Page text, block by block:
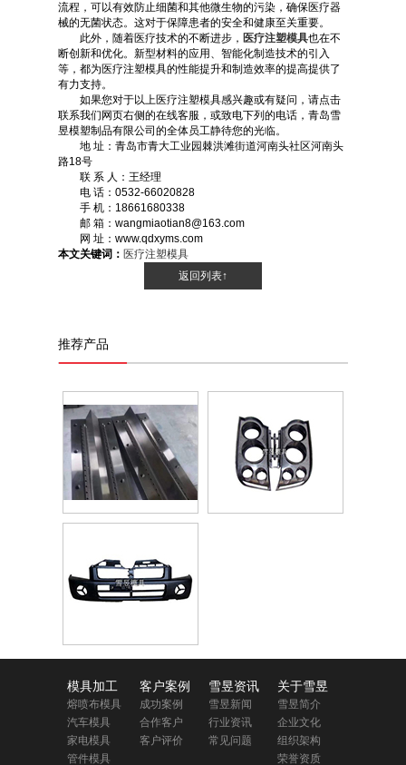
流程，可以有效防止细菌和其他微生物的污染，确保医疗器
械的无菌状态。这对于保障患者的安全和健康至关重要。
此外，随着医疗技术的不断进步， 医疗注塑模具也在不
断创新和优化。新型材料的应用、智能化制造技术的引入
等，都为医疗注塑模具的性能提升和制造效率的提高提供了
有力支持。
如果您对于以上医疗注塑模具感兴趣或有疑问，请点击
联系我们网页右侧的在线客服，或致电下列的电话，青岛雪
昱模塑制品有限公司的全体员工静待您的光临。
地 址：青岛市青大工业园棘洪滩街道河南头社区河南头
路18号
联 系 人：王经理
电 话：0532-66020828
手 机：18661680338
邮 箱：wangmiaotian8@163.com
网 址：www.qdxyms.com
本文关键词： 医疗注塑模具
返回列表↑
推荐产品
模具加工
熔喷布模具
汽车模具
家电模具
管件模具
客户案例
成功案例
合作客户
客户评价
雪昱资讯
雪昱新闻
行业资讯
常见问题
关于雪昱
雪昱简介
企业文化
组织架构
荣誉资质